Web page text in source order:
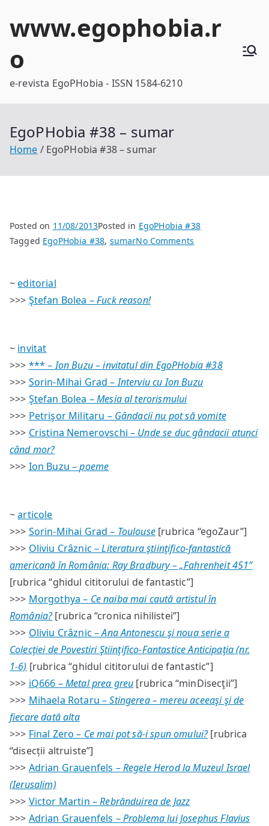
www.egophobia.r
o
e-revista EgoPHobia - ISSN 1584-6210
EgoPHobia #38 – sumar
Home EgoPHobia #38 – sumar
Posted on 11/08/2013Posted in EgoPHobia #38
Tagged EgoPHobia #38, sumarNo Comments
~editorial
>>> Ştefan Bolea –Fuck reason!
~ invitat
>>> *** –Ion Buzu – invitatul din EgoPHobia #38
>>> Sorin-Mihai Grad –Interviu cu Ion Buzu
>>> Ştefan Bolea –Mesia al terorismului
>>> Petrişor Militaru – Gândacii nu pot să vomite
>>> Cristina Nemerovschi – Unde se duc gândacii atunci
când mor?
>>> Ion Buzu –poeme
~articole
>>> Sorin-Mihai Grad – Toulouse[rubrica “egoZaur”]
>>> Oliviu Crâznic –Literatura ştiinţifico-fantastică
americană în România: Ray Bradbury – „Fahrenheit 451”
[rubrica “ghidul cititorului de fantastic”]
>>> Morgothya – Ce naiba mai caută artistul în
România?[rubrica “cronica nihilistei”]
>>> Oliviu Crâznic –Ana Antonescu şi noua serie a
Colecţiei de Povestiri Ştiinţifico-Fantastice Anticipaţia (nr.
1-6) [rubrica “ghidul cititorului de fantastic”]
>>> iQ666 –Metal prea greu [rubrica “minDisecţii”]
>>> Mihaela Rotaru –Stingerea – mereu aceeaşi şi de
fiecare dată alta
>>> Final Zero – Ce mai pot să-i spun omului?[rubrica
“disecții altruiste”]
>>> Adrian Grauenfels –Regele Herod la Muzeul Israel
(Ierusalim)
>>> Victor Martin –Rebrănduirea de Jazz
>>> Adrian Grauenfels –Problema lui Josephus Flavius